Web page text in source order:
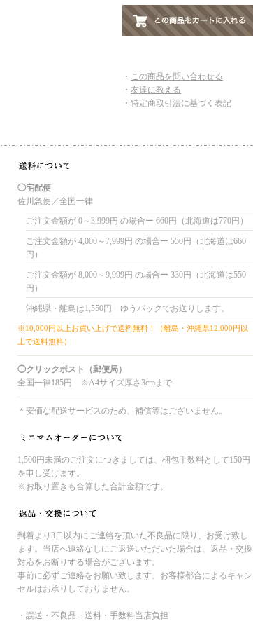
・ この商品を問い合わせる
・ 友達に教える
・ 特定商取引法に基づく表記
◯宅配便
佐川急便／全国一律
ご注文金額が 0～3,999円 の場合ー 660円（北海道は770円）
ご注文金額が 4,000～7,999円 の場合ー 550円（北海道は660
円）
ご注文金額が 8,000～9,999円 の場合ー 330円（北海道は550
円）
沖縄県・離島は1,550円 ゆうパックでお送りします。
※10,000円以上お買い上げで送料無料！（離島・沖縄県12,000円以
上で送料無料）
◯クリックポスト（郵便局）
全国一律185円 ※A4サイズ厚さ3cmまで
＊安価な配送サービスのため、補償等はございません。
1,500円未満のご注文につきましては、梱包手数料として150円
を申し受けます。
※お取り置きも合算した合計金額です。
到着より3日以内にご連絡を頂いた不良品に限り、お受け致し
ます。当店へ連絡なしにご返送いただいた場合は、返品・交換
対応をお断りする場合がございます。
事前に必ずご連絡をお願い致します。お客様都合によるキャン
セルはお承りしておりません。
・誤送・不良品→送料・手数料当店負担